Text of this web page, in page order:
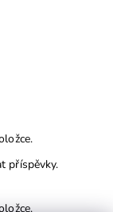
příspěvky.